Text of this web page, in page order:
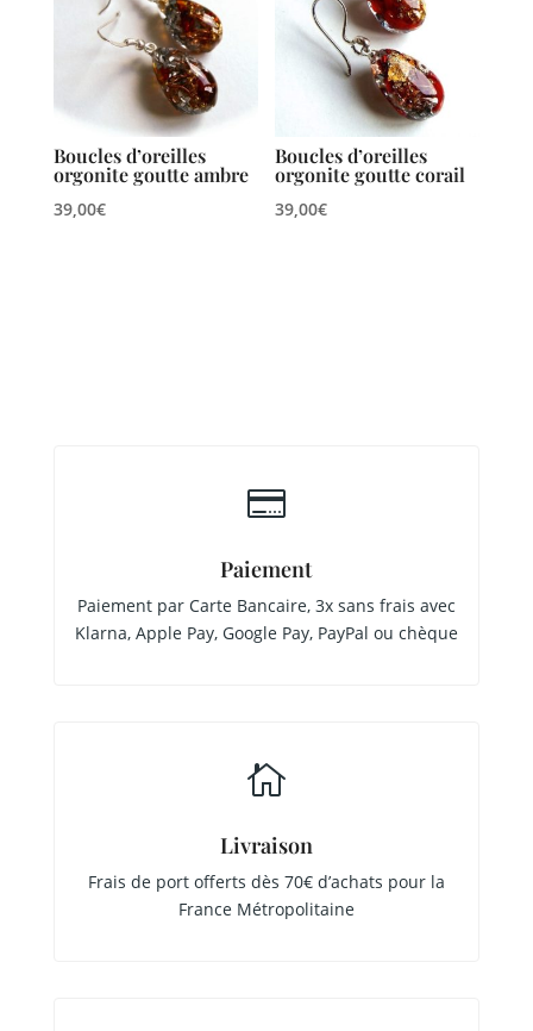
Boucles d’oreilles
orgonite goutte ambre
39,00€
Boucles d’oreilles
orgonite goutte corail
39,00€

Paiement
Paiement par Carte Bancaire, 3x sans frais avec
Klarna, Apple Pay, Google Pay, PayPal ou chèque

Livraison
Frais de port offerts dès 70€ d’achats pour la
France Métropolitaine